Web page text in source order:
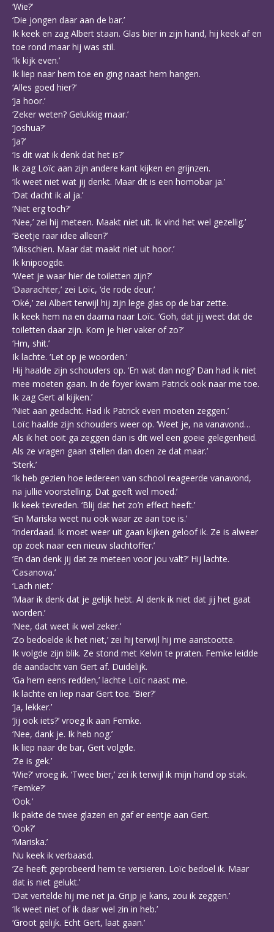
‘Wie?’
‘Die jongen daar aan de bar.’
Ik keek en zag Albert staan. Glas bier in zijn hand, hij keek af en
toe rond maar hij was stil.
‘Ik kijk even.’
Ik liep naar hem toe en ging naast hem hangen.
‘Alles goed hier?’
‘Ja hoor.’
‘Zeker weten? Gelukkig maar.’
‘Joshua?’
‘Ja?’
‘Is dit wat ik denk dat het is?’
Ik zag Loïc aan zijn andere kant kijken en grijnzen.
‘Ik weet niet wat jij denkt. Maar dit is een homobar ja.’
‘Dat dacht ik al ja.’
‘Niet erg toch?’
‘Nee,’ zei hij meteen. Maakt niet uit. Ik vind het wel gezellig.’
‘Beetje raar idee alleen?’
‘Misschien. Maar dat maakt niet uit hoor.’
Ik knipoogde.
‘Weet je waar hier de toiletten zijn?’
‘Daarachter,’ zei Loïc, ‘de rode deur.’
‘Oké,’ zei Albert terwijl hij zijn lege glas op de bar zette.
Ik keek hem na en daarna naar Loïc. ‘Goh, dat jij weet dat de
toiletten daar zijn. Kom je hier vaker of zo?’
‘Hm, shit.’
Ik lachte. ‘Let op je woorden.’
Hij haalde zijn schouders op. ‘En wat dan nog? Dan had ik niet
mee moeten gaan. In de foyer kwam Patrick ook naar me toe.
Ik zag Gert al kijken.’
‘Niet aan gedacht. Had ik Patrick even moeten zeggen.’
Loïc haalde zijn schouders weer op. ‘Weet je, na vanavond…
Als ik het ooit ga zeggen dan is dit wel een goeie gelegenheid.
Als ze vragen gaan stellen dan doen ze dat maar.’
‘Sterk.’
‘Ik heb gezien hoe iedereen van school reageerde vanavond,
na jullie voorstelling. Dat geeft wel moed.’
Ik keek tevreden. ‘Blij dat het zo’n effect heeft.’
‘En Mariska weet nu ook waar ze aan toe is.’
‘Inderdaad. Ik moet weer uit gaan kijken geloof ik. Ze is alweer
op zoek naar een nieuw slachtoffer.’
‘En dan denk jij dat ze meteen voor jou valt?’ Hij lachte.
‘Casanova.’
‘Lach niet.’
‘Maar ik denk dat je gelijk hebt. Al denk ik niet dat jij het gaat
worden.’
‘Nee, dat weet ik wel zeker.’
‘Zo bedoelde ik het niet,’ zei hij terwijl hij me aanstootte.
Ik volgde zijn blik. Ze stond met Kelvin te praten. Femke leidde
de aandacht van Gert af. Duidelijk.
‘Ga hem eens redden,’ lachte Loïc naast me.
Ik lachte en liep naar Gert toe. ‘Bier?’
‘Ja, lekker.’
‘Jij ook iets?’ vroeg ik aan Femke.
‘Nee, dank je. Ik heb nog.’
Ik liep naar de bar, Gert volgde.
‘Ze is gek.’
‘Wie?’ vroeg ik. ‘Twee bier,’ zei ik terwijl ik mijn hand op stak.
‘Femke?’
‘Ook.’
Ik pakte de twee glazen en gaf er eentje aan Gert.
‘Ook?’
‘Mariska.’
Nu keek ik verbaasd.
‘Ze heeft geprobeerd hem te versieren. Loïc bedoel ik. Maar
dat is niet gelukt.’
‘Dat vertelde hij me net ja. Grijp je kans, zou ik zeggen.’
‘Ik weet niet of ik daar wel zin in heb.’
‘Groot gelijk. Echt Gert, laat gaan.’